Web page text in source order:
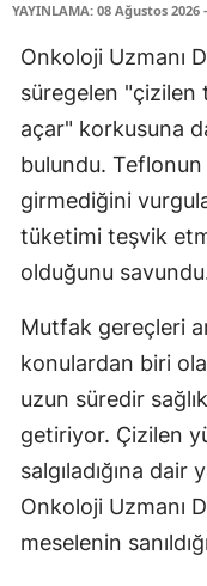
YAYINLAMA: 08 Ağustos 2026
Onkoloji Uzmanı
süregelen
açar" korkusuna
bulundu.
girmediğini
tüketimi teşvik
olduğunu
Mutfak gereçleri
konulardan biri
uzun süredir
getiriyor. Çizilen
salgıladığına dair
Onkoloji Uzmanı
meselenin